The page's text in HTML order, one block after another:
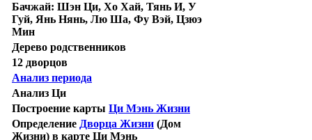
Бачжай: Шэн Ци, Хо Хай, Тянь И, У
Гуй, Янь Нянь, Лю Ша, Фу Вэй, Цзюэ
Мин
Дерево родственников
12 дворцов
Анализ периода
Анализ Ци
Построение карты Ци Мэнь Жизни
Определение Дворца Жизни (Дом
Жизни) в карте Ци Мэнь